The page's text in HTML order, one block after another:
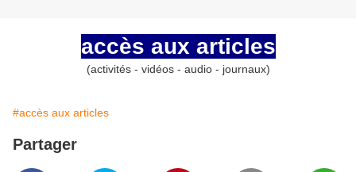
accès aux articles
(activités - vidéos - audio - journaux)
#accès aux articles
Partager